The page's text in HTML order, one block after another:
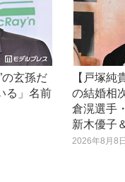
の玄孫だ
る」名前
【戸塚純
の結婚相
倉滉選手
新木優子
2026年8月8日